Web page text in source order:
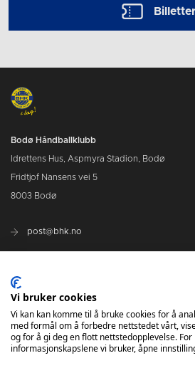
Bodø Håndballklubb
Idrettens Hus, Aspmyra Stadion, Bodø
Fridtjof Nansens vei 5
8003 Bodø
post@bhk.no
BHK`S Solidaritetsfond
Vi bruker cookies
Vi kan kan komme til å bruke cookies for å
med formål om å forbedre nettstedet vårt,
og for å gi deg en flott nettstedopplevelse.
informasjonskapslene vi bruker, åpne